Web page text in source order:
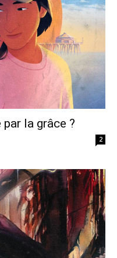
la grâce ?
2